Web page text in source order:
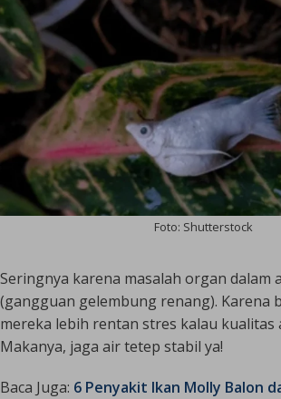
Foto: Shutterstock
Seringnya karena masalah organ dalam
(gangguan gelembung renang). Karena
mereka lebih rentan stres kalau kualitas
Makanya, jaga air tetep stabil ya!
Baca Juga: 6 Penyakit Ikan Molly Balon